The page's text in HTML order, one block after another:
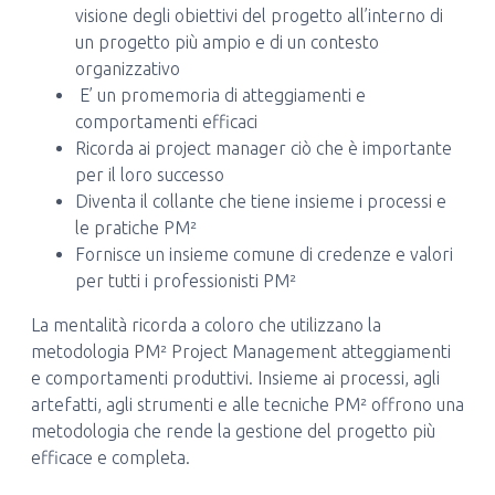
visione degli obiettivi del progetto all’interno di
un progetto più ampio e di un contesto
organizzativo
E’ un promemoria di atteggiamenti e
comportamenti efficaci
Ricorda ai project manager ciò che è importante
per il loro successo
Diventa il collante che tiene insieme i processi e
le pratiche PM²
Fornisce un insieme comune di credenze e valori
per tutti i professionisti PM²
La mentalità ricorda a coloro che utilizzano la
metodologia PM² Project Management atteggiamenti
e comportamenti produttivi. Insieme ai processi, agli
artefatti, agli strumenti e alle tecniche PM² offrono una
metodologia che rende la gestione del progetto più
efficace e completa.